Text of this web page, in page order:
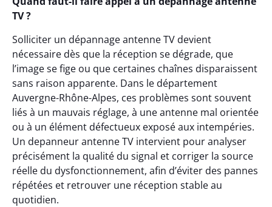
TV ?
Solliciter un dépannage antenne TV devient
nécessaire dès que la réception se dégrade, que
l’image se fige ou que certaines chaînes disparaissent
sans raison apparente. Dans le département
Auvergne-Rhône-Alpes, ces problèmes sont souvent
liés à un mauvais réglage, à une antenne mal orientée
ou à un élément défectueux exposé aux intempéries.
Un depanneur antenne TV intervient pour analyser
précisément la qualité du signal et corriger la source
réelle du dysfonctionnement, afin d’éviter des pannes
répétées et retrouver une réception stable au
quotidien.